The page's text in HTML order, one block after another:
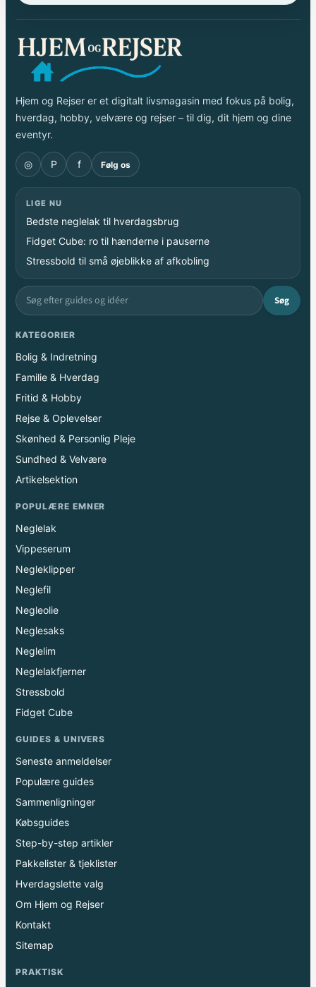
Hjem og Rejser er et digitalt livsmagasin med fokus på bolig,
hverdag, hobby, velvære og rejser – til dig, dit hjem og dine
eventyr.
◎ P f Følg os
LIGE NU
Bedste neglelak til hverdagsbrug
Fidget Cube: ro til hænderne i pauserne
Stressbold til små øjeblikke af afkobling
Søg
KATEGORIER
Bolig & Indretning
Familie & Hverdag
Fritid & Hobby
Rejse & Oplevelser
Skønhed & Personlig Pleje
Sundhed & Velvære
Artikelsektion
POPULÆRE EMNER
Neglelak
Vippeserum
Negleklipper
Neglefil
Negleolie
Neglesaks
Neglelim
Neglelakfjerner
Stressbold
Fidget Cube
GUIDES & UNIVERS
Seneste anmeldelser
Populære guides
Sammenligninger
Købsguides
Step-by-step artikler
Pakkelister & tjeklister
Hverdagslette valg
Om Hjem og Rejser
Kontakt
Sitemap
PRAKTISK